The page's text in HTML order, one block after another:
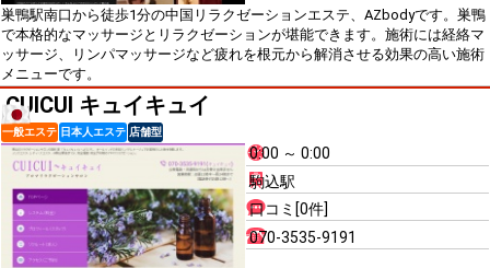
巣鴨駅南口から徒歩1分の中国リラクゼーションエステ、AZbodyです。巣鴨
で本格的なマッサージとリラクゼーションが堪能できます。施術には経絡マ
ッサージ、リンパマッサージなど疲れを根元から解消させる効果の高い施術
メニューです。
CUICUI キュイキュイ
一般エステ 日本人エステ 店舗型
0:00 ～ 0:00
駒込駅
口コミ[0件]
070-3535-9191